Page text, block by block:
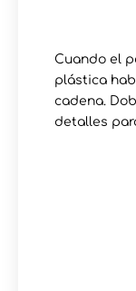
Cuando el
plástica
cadena.
detalles